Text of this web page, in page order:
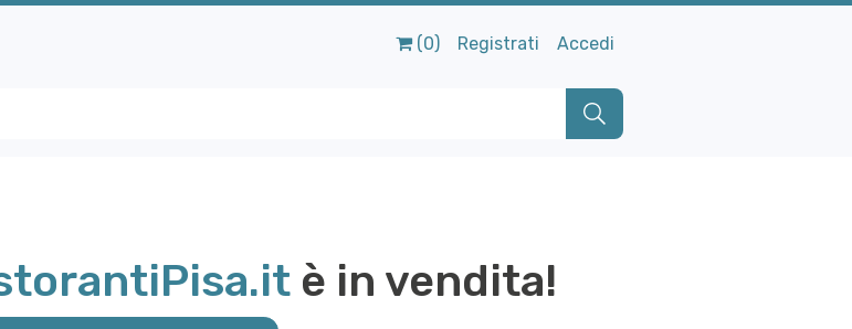
(0) Registrati Accedi
è in vendita!